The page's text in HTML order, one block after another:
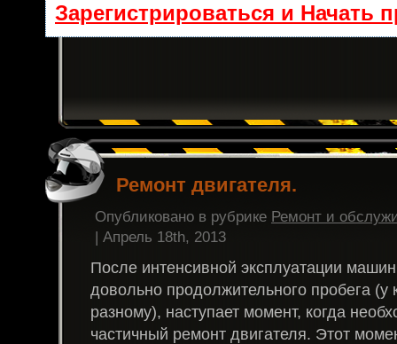
Зарегистрироваться и Начать
Ремонт двигателя.
Опубликовано в рубрике Ремонт и
| Апрель 18th, 2013
После интенсивной эксплуатации
довольно продолжительного пробега (у
разному), наступает момент, когда
частичный ремонт двигателя. Этот